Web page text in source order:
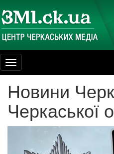
Toggle
navigation
Новини
Черкаської